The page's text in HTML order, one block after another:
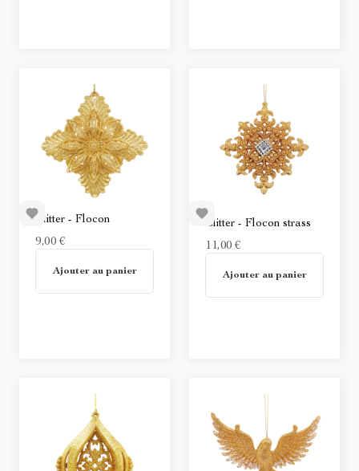
Glitter - Flocon
9,00 €
Ajouter au panier
Glitter - Flocon strass
11,00 €
Non disponible
Ajouter au panier